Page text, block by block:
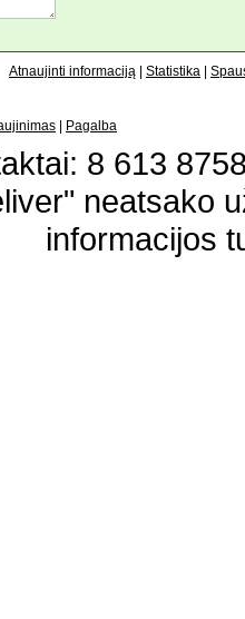
Atnaujinti informaciją Statistika
Pagalba
8 613
neatsako
informacijos